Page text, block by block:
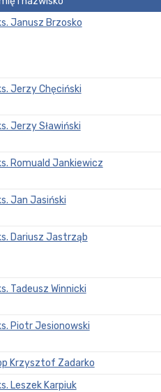
Janusz Brzosko
Jerzy Chęciński
Jerzy Sławiński
Romuald Jankiewicz
Jan Jasiński
Dariusz Jastrząb
Tadeusz Winnicki
Piotr Jesionowski
Krzysztof Zadarko
Leszek Karpiuk